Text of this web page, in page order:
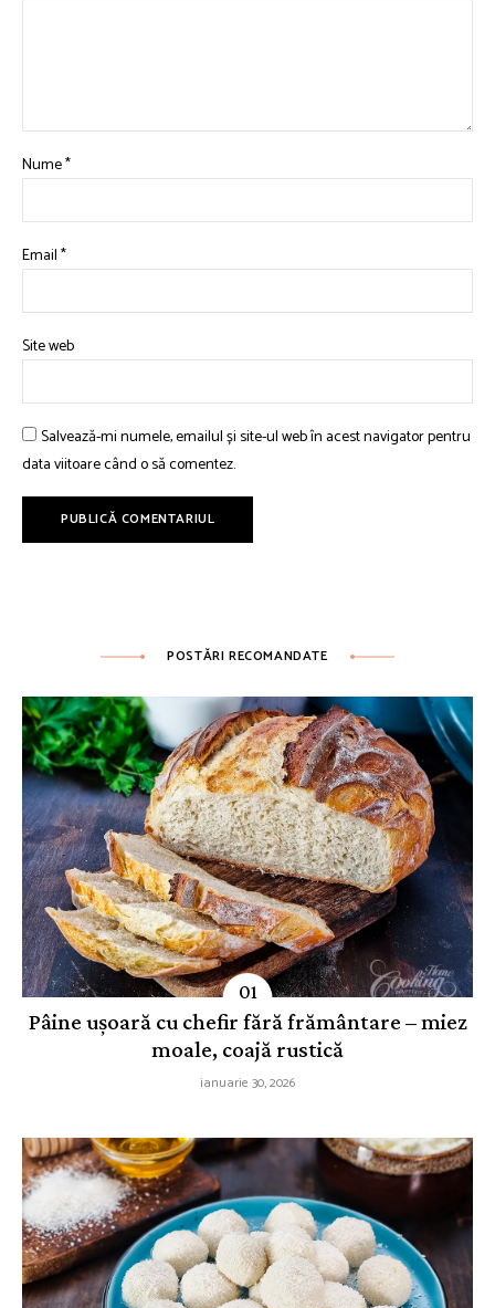
Nume*
Email*
Site web
Salvează-mi numele, emailul și site-ul web în acest navigator pentru
data viitoare când o să comentez.
POSTĂRI RECOMANDATE
Pâine ușoară cu chefir fără frământare – miez
moale, coajă rustică
ianuarie 30, 2026